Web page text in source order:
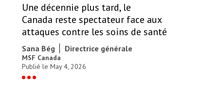
Une décennie plus tard, le
Canada reste spectateur face aux
attaques contre les soins de santé
Sana Bég Directrice générale
MSF Canada
Publié le May 4, 2026